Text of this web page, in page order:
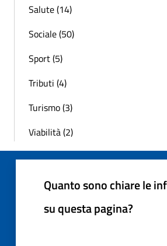
Salute (14)
Sociale (50)
Sport (5)
Tributi (4)
Turismo (3)
Viabilità (2)
Quanto sono chiare le
su questa pagina?